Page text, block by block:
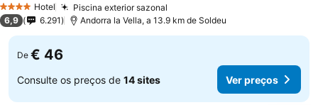
4 EstrelasHotel Piscina exterior sazonal
6,9 6.291 Andorra la Vella, a 13.9 km de Soldeu
De € 46
Consulte os preços de 14 sites Ver preços